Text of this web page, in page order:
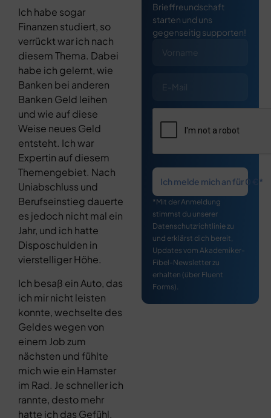
Ich habe sogar
Finanzen studiert, so
verrückt war ich nach
diesem Thema. Dabei
habe ich gelernt, wie
Banken bei anderen
Banken Geld leihen
und wie auf diese
Weise neues Geld
entsteht. Ich war
Expertin auf diesem
Themengebiet. Nach
Uniabschluss und
Berufseinstieg dauerte
es jedoch nicht mal ein
Jahr, und ich hatte
Disposchulden in
vierstelliger Höhe.
Ich besaß ein Auto, das
ich mir nicht leisten
konnte, wechselte des
Geldes wegen von
einem Job zum
nächsten und fühlte
mich wie ein Hamster
im Rad. Je schneller ich
rannte, desto mehr
hatte ich das Gefühl,
Brieffreundschaft
starten und uns
gegenseitig supporten!
Ich melde mich an für 0 €*
*Mit der Anmeldung
stimmst du unserer
Datenschutzrichtlinie zu
und erklärst dich bereit,
Updates vom Akademiker-
Fibel-Newsletter zu
erhalten (über Fluent
Forms).